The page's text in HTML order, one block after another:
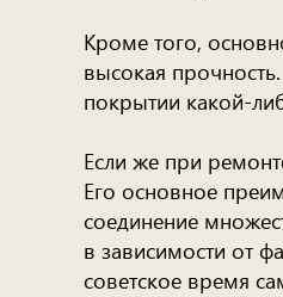
Кроме того,
высокая
покрытии какой-
Если же при
Его основное
соединение
в зависимости от
советское время